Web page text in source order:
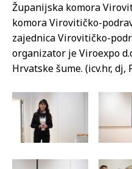
Županijska komora
komora Virovitičko-
zajednica Virovitičko-
organizator je Viroexpo
Hrvatske šume. (icv.hr, dj,